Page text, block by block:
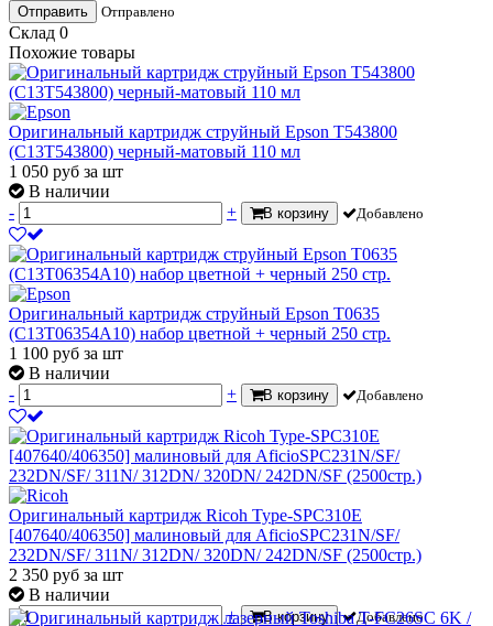
Отправить Отправлено
Склад 0
Похожие товары
Оригинальный картридж струйный Epson T543800
(C13T543800) черный-матовый 110 мл
1 050 руб за шт
В наличии
-
+ В корзину Добавлено
Оригинальный картридж струйный Epson T0635
(C13T06354A10) набор цветной + черный 250 стр.
1 100 руб за шт
В наличии
-
+ В корзину Добавлено
Оригинальный картридж Ricoh Type-SPC310E
[407640/406350] малиновый для AficioSPC231N/SF/
232DN/SF/ 311N/ 312DN/ 320DN/ 242DN/SF (2500стр.)
2 350 руб за шт
В наличии
-
+ В корзину Добавлено